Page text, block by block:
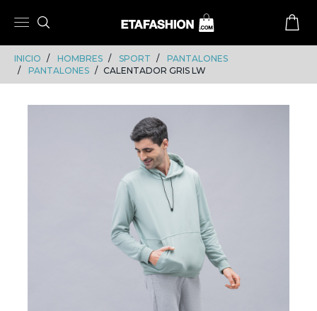
INICIO HOMBRES SPORT
PANTALONES
PANTALONES
CALENTADOR GRIS LW